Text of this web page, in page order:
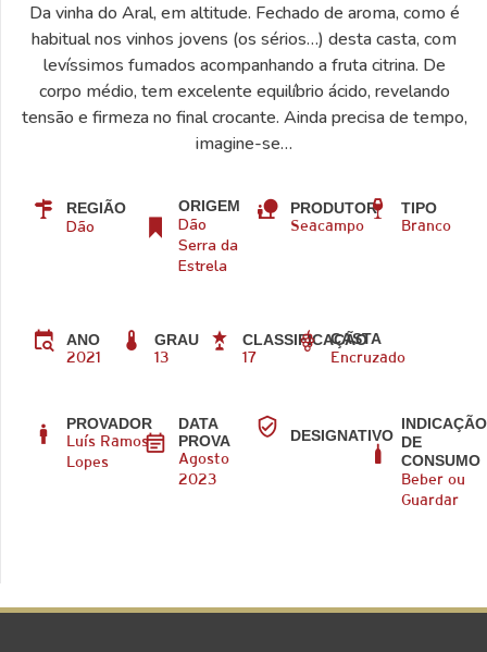
Da vinha do Aral, em altitude. Fechado de aroma, como é
habitual nos vinhos jovens (os sérios…) desta casta, com
levíssimos fumados acompanhando a fruta citrina. De
corpo médio, tem excelente equilíbrio ácido, revelando
tensão e firmeza no final crocante. Ainda precisa de tempo,
imagine-se…
REGIÃO
Dão
ORIGEM
Dão
Serra da
Estrela
PRODUTOR
Seacampo
TIPO
Branco
ANO
2021
GRAU
13
CLASSIFICAÇÃO
17
CASTA
Encruzado
PROVADOR
Luís Ramos
Lopes
DATA
PROVA
Agosto
2023
DESIGNATIVO
INDICAÇÃO
DE
CONSUMO
Beber ou
Guardar